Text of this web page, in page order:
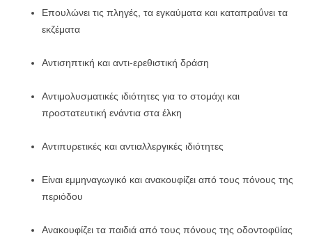
Επουλώνει τις πληγές, τα εγκαύματα και καταπραΰνει τα
εκζέματα
Αντισηπτική και αντι-ερεθιστική δράση
Αντιμολυσματικές ιδιότητες για το στομάχι και
προστατευτική ενάντια στα έλκη
Αντιπυρετικές και αντιαλλεργικές ιδιότητες
Είναι εμμηναγωγικό και ανακουφίζει από τους πόνους της
περιόδου
Ανακουφίζει τα παιδιά από τους πόνους της οδοντοφϋίας